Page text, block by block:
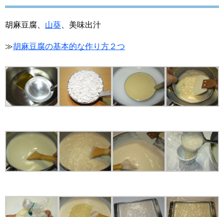
胡麻豆腐、 山葵 、美味出汁
≫胡麻豆腐の基本的な作り方２つ